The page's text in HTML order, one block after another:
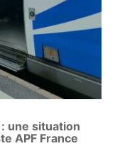
: une situation
APF France